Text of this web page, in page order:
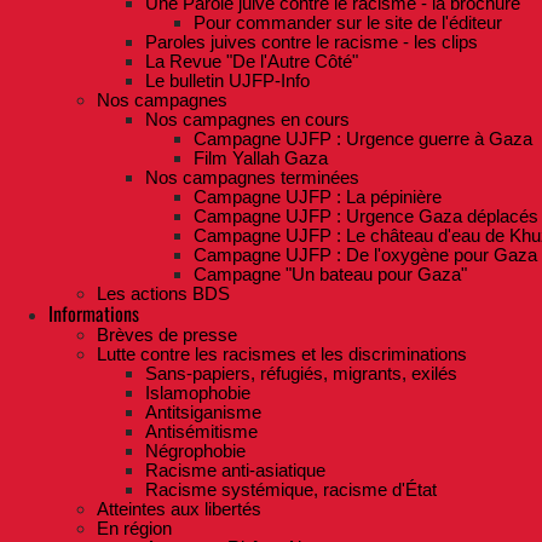
Pour commander sur le site de l'éditeur
Paroles juives contre le racisme - les clips
La Revue "De l'Autre Côté"
Le bulletin UJFP-Info
Nos campagnes
Nos campagnes en cours
Campagne UJFP : Urgence guerre à Gaza
Film Yallah Gaza
Nos campagnes terminées
Campagne UJFP : La pépinière
Campagne UJFP : Urgence Gaza déplacés
Campagne UJFP : Le château d'eau de
Campagne UJFP : De l'oxygène pour Gaza
Campagne "Un bateau pour Gaza"
Les actions BDS
Informations
Brèves de presse
Lutte contre les racismes et les discriminations
Sans-papiers, réfugiés, migrants, exilés
Islamophobie
Antitsiganisme
Antisémitisme
Négrophobie
Racisme anti-asiatique
Racisme systémique, racisme d'État
Atteintes aux libertés
En région